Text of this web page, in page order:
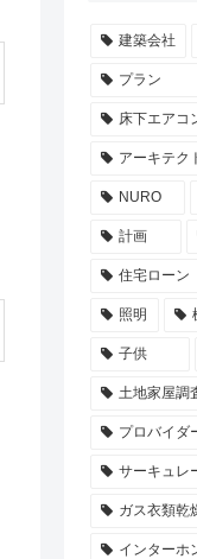
建築会社
プラン
床下エアコ
アーキテク
NURO
計画
住宅ローン
照明
子供
土地家屋調
プロバイダ
サーキュレ
ガス衣類乾
インターホ